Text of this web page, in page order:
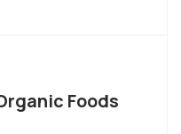
Foods